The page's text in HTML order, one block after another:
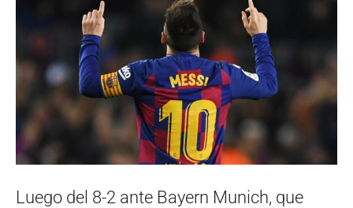
Luego del 8-2 ante Bayern Munich, que